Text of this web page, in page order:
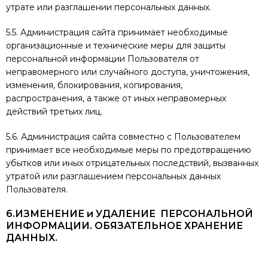
утрате или разглашении персональных данных.
5.5. Администрация сайта принимает необходимые
организационные и технические меры для защиты
персональной информации Пользователя от
неправомерного или случайного доступа, уничтожения,
изменения, блокирования, копирования,
распространения, а также от иных неправомерных
действий третьих лиц.
5.6. Администрация сайта совместно с Пользователем
принимает все необходимые меры по предотвращению
убытков или иных отрицательных последствий, вызванных
утратой или разглашением персональных данных
Пользователя.
6.ИЗМЕНЕНИЕ и УДАЛЕНИЕ ПЕРСОНАЛЬНОЙ
ИНФОРМАЦИИ. ОБЯЗАТЕЛЬНОЕ ХРАНЕНИЕ
ДАННЫХ.